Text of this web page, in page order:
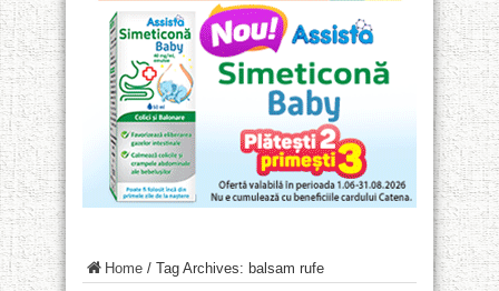
Home / Tag Archives: balsam rufe